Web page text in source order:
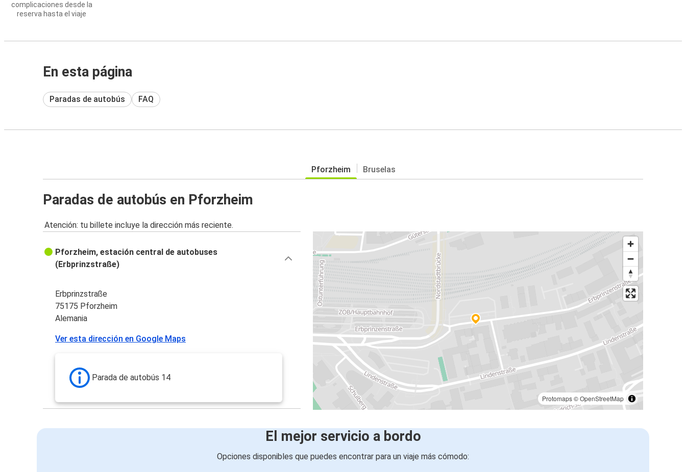
complicaciones desde la
reserva hasta el viaje
En esta página
Paradas de autobús FAQ
Pforzheim Bruselas
Paradas de autobús en Pforzheim
Atención: tu billete incluye la dirección más reciente.
Protomaps©OpenStreetMap
Pforzheim, estación central de autobuses
(Erbprinzstraße)
Erbprinzstraße
75175 Pforzheim
Alemania
Ver esta dirección en Google Maps
Parada de autobús 14
El mejor servicio a bordo
Opciones disponibles que puedes encontrar para un viaje más cómodo: